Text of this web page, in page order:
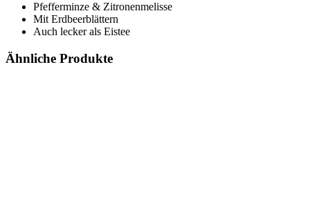
Pfefferminze & Zitronenmelisse
Mit Erdbeerblättern
Auch lecker als Eistee
Ähnliche Produkte